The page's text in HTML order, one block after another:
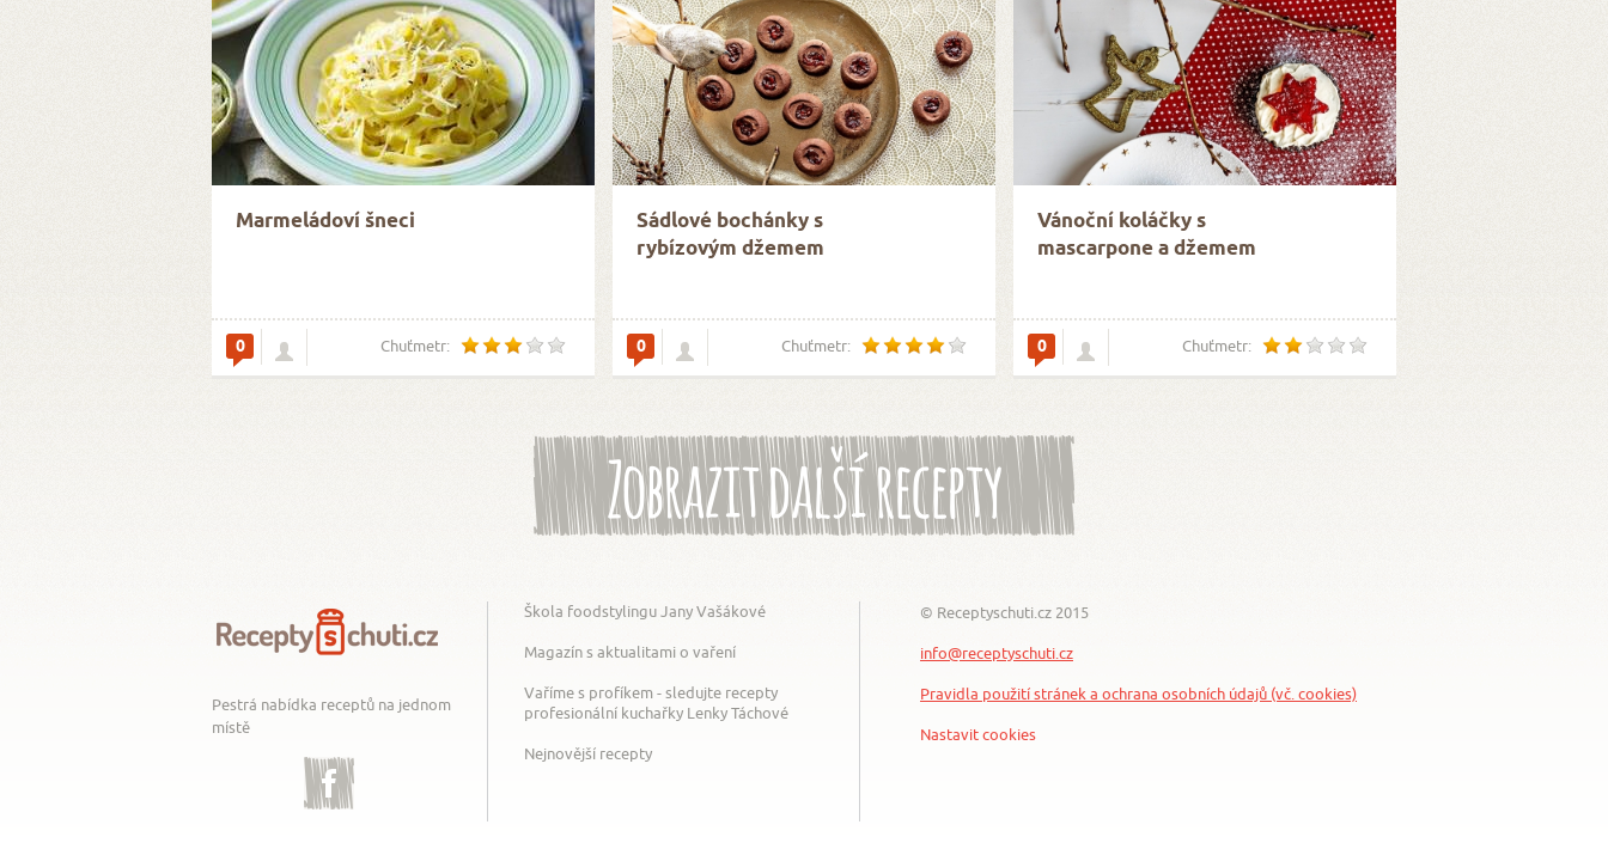
Marmeládoví šneci
0 Chuťmetr:
Sádlové bochánky s
rybízovým džemem
0 Chuťmetr:
Vánoční koláčky s
mascarpone a džemem
0 Chuťmetr:
Zobrazit další recepty
Pestrá nabídka receptů na jednom
místě
Facebook
Škola foodstylingu Jany Vašákové
Magazín s aktualitami o vaření
Vaříme s profíkem - sledujte recepty
profesionální kuchařky Lenky Táchové
Nejnovější recepty
© Receptyschuti.cz 2015
info@receptyschuti.cz
Pravidla použití stránek a ochrana osobních údajů (vč. cookies)
Nastavit cookies